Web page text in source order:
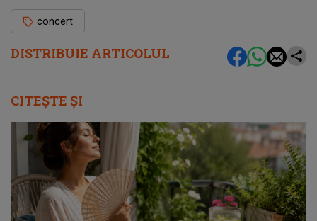
DISTRIBUIE ARTICOLUL
concert
CITEȘTE ȘI